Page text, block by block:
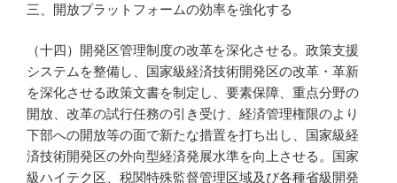
三、開放プラットフォームの効率を強化する
（十四）開発区管理制度の改革を深化させる。政策支援
システムを整備し、国家級経済技術開発区の改革・革新
を深化させる政策文書を制定し、要素保障、重点分野の
開放、改革の試行任務の引き受け、経済管理権限のより
下部への開放等の面で新たな措置を打ち出し、国家級経
済技術開発区の外向型経済発展水準を向上させる。国家
級ハイテク区、税関特殊監督管理区域及び各種省級開発